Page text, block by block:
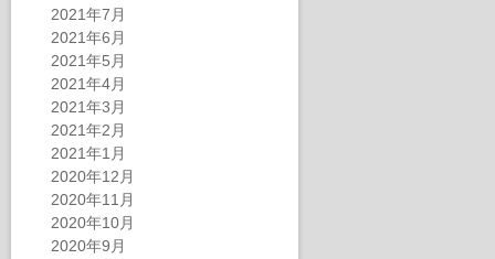
2021年7月
2021年6月
2021年5月
2021年4月
2021年3月
2021年2月
2021年1月
2020年12月
2020年11月
2020年10月
2020年9月